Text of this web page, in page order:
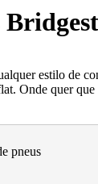
estilo de
Onde quer
pneus